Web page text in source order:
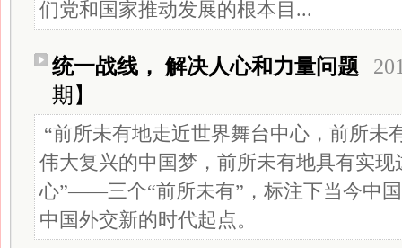
们党和国家推动发展的根本目...
统一战线， 解决人心和力量问题
期】
“前所未有地走近世界舞台中心，前所未
伟大复兴的中国梦，前所未有地具有实
心”——三个“前所未有”，标注下当今中
中国外交新的时代起点。